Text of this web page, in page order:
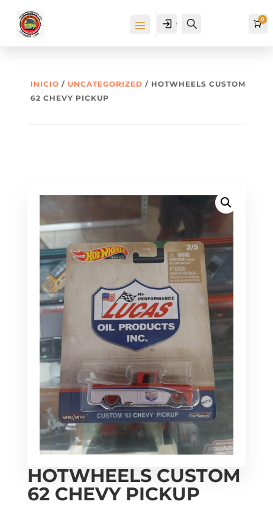
Cuenta 0
INICIO / UNCATEGORIZED / HOTWHEELS CUSTOM
62 CHEVY PICKUP
HOTWHEELS CUSTOM
62 CHEVY PICKUP